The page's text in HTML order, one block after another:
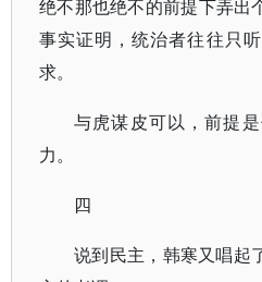
绝不那也绝不的前提下弄出
事实证明，统治者往往只
求。
与虎谋皮可以，前提
力。
四
说到民主，韩寒又唱起